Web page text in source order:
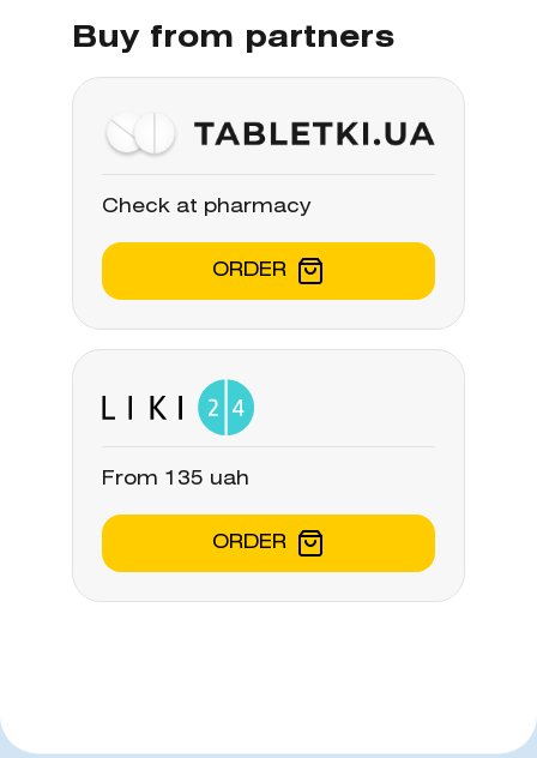
Buy from partners
Check at pharmacy
ORDER
From 135 uah
ORDER